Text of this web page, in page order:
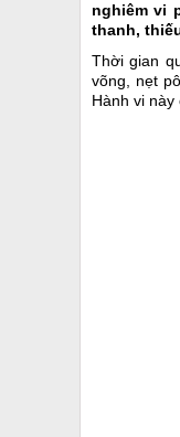
nghiêm vi
thanh,
Thời gian
võng, nẹt
Hành vi